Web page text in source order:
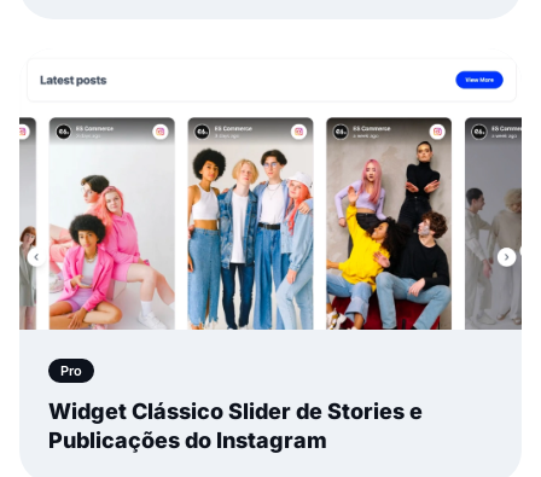
Pro
Widget Clássico Slider de Stories e
Publicações do Instagram